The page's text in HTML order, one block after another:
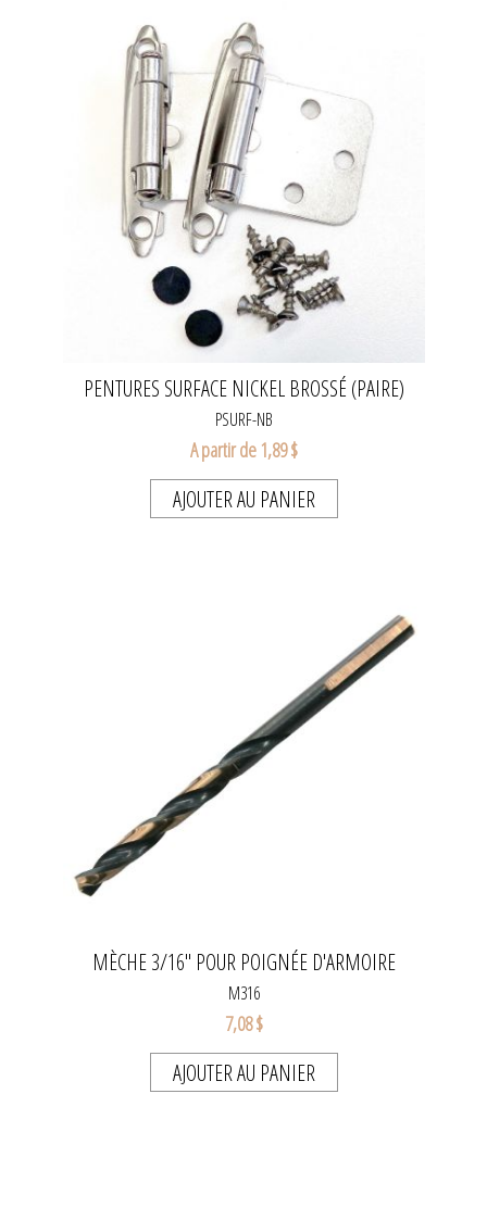
PENTURES SURFACE NICKEL BROSSÉ (PAIRE)
PSURF-NB
A partir de 1,89 $
AJOUTER AU PANIER
MÈCHE 3/16" POUR POIGNÉE D'ARMOIRE
M316
7,08 $
AJOUTER AU PANIER